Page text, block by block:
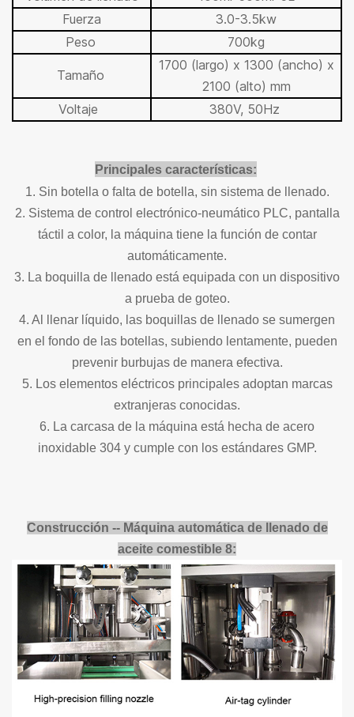
Fuerza
3.0-3.5kw
Peso
700kg
Tamaño
1700 (largo) x 1300 (ancho) x
2100 (alto) mm
Voltaje
380V, 50Hz
Principales características:
1. Sin botella o falta de botella, sin sistema de llenado.
2. Sistema de control electrónico-neumático PLC, pantalla
táctil a color, la máquina tiene la función de contar
automáticamente.
3. La boquilla de llenado está equipada con un dispositivo
a prueba de goteo.
4. Al llenar líquido, las boquillas de llenado se sumergen
en el fondo de las botellas, subiendo lentamente, pueden
prevenir burbujas de manera efectiva.
5. Los elementos eléctricos principales adoptan marcas
extranjeras conocidas.
6. La carcasa de la máquina está hecha de acero
inoxidable 304 y cumple con los estándares GMP.
Construcción -- Máquina automática de llenado de
aceite comestible 8: